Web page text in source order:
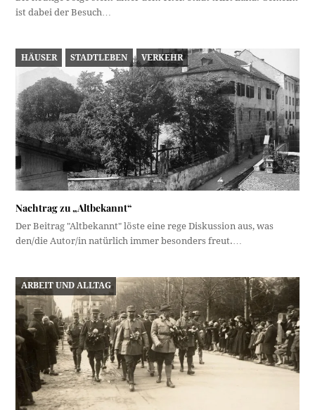
ist dabei der Besuch…
HÄUSER STADTLEBEN VERKEHR
Nachtrag zu „Altbekannt“
Der Beitrag "Altbekannt" löste eine rege Diskussion aus, was
den/die Autor/in natürlich immer besonders freut.…
ARBEIT UND ALLTAG